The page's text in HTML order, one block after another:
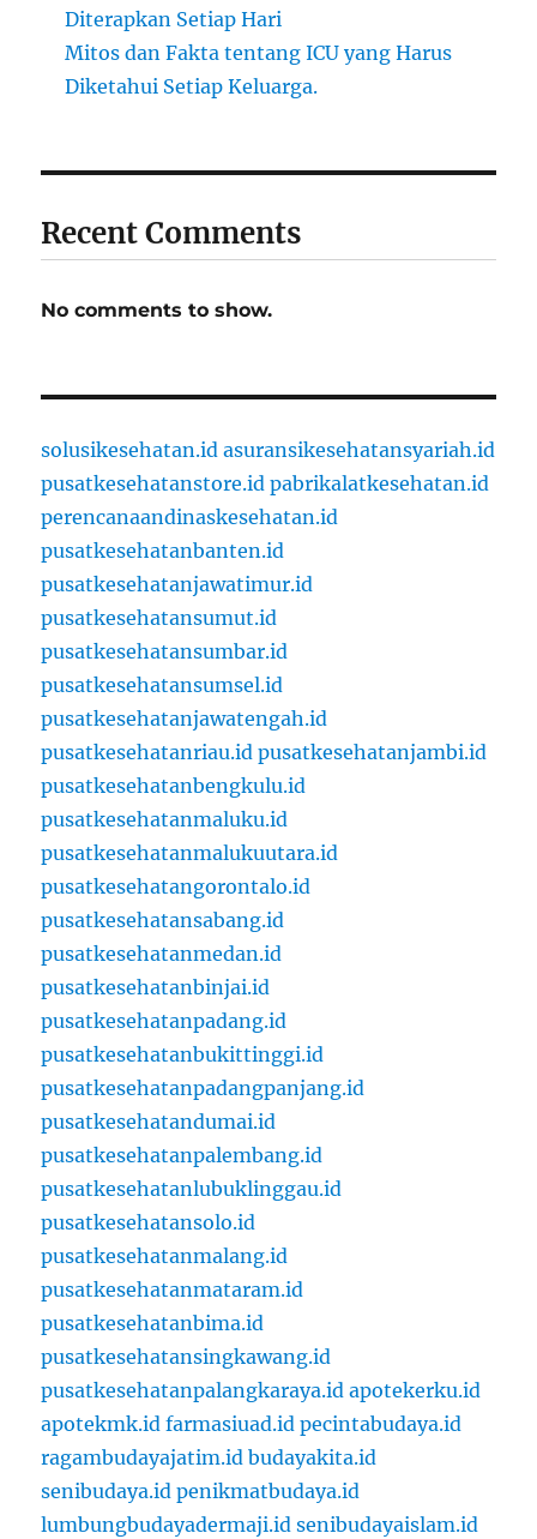
Diterapkan Setiap Hari
Mitos dan Fakta tentang ICU yang Harus
Diketahui Setiap Keluarga.
Recent Comments
No comments to show.
solusikesehatan.id asuransikesehatansyariah.id
pusatkesehatanstore.id pabrikalatkesehatan.id
perencanaandinaskesehatan.id
pusatkesehatanbanten.id
pusatkesehatanjawatimur.id
pusatkesehatansumut.id
pusatkesehatansumbar.id
pusatkesehatansumsel.id
pusatkesehatanjawatengah.id
pusatkesehatanriau.id pusatkesehatanjambi.id
pusatkesehatanbengkulu.id
pusatkesehatanmaluku.id
pusatkesehatanmalukuutara.id
pusatkesehatangorontalo.id
pusatkesehatansabang.id
pusatkesehatanmedan.id
pusatkesehatanbinjai.id
pusatkesehatanpadang.id
pusatkesehatanbukittinggi.id
pusatkesehatanpadangpanjang.id
pusatkesehatandumai.id
pusatkesehatanpalembang.id
pusatkesehatanlubuklinggau.id
pusatkesehatansolo.id
pusatkesehatanmalang.id
pusatkesehatanmataram.id
pusatkesehatanbima.id
pusatkesehatansingkawang.id
pusatkesehatanpalangkaraya.id apotekerku.id
apotekmk.id farmasiuad.id pecintabudaya.id
ragambudayajatim.id budayakita.id
senibudaya.id penikmatbudaya.id
lumbungbudayadermaji.id senibudayaislam.id